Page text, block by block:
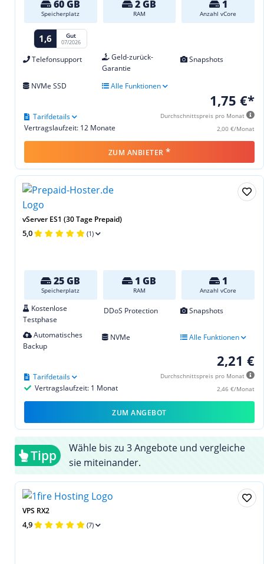
60 GB
Speicherplatz
2 GB
RAM
1
Anzahl vCore
1,6 Gut
07/2026
Telefonsupport
Geld-zurück-
Garantie
Snapshots
NVMe SSD Alle Funktionen
1,75 €*
Durchschnittspreis pro Monat
2,00 €/Monat
Vertragslaufzeit: 12 Monate
Tarifdetails
ZUM ANBIETER *
vServer ES1 (30 Tage Prepaid)
5,0 (1)
25 GB
Speicherplatz
1 GB
RAM
1
Anzahl vCore
Kostenlose
Testphase
DDoS Protection Snapshots
Automatisches
Backup
NVMe Alle Funktionen
2,21 €
Durchschnittspreis pro Monat
2,46 €/Monat
Vertragslaufzeit: 1 Monat
Tarifdetails
ZUM ANGEBOT
Tipp
Wähle bis zu 3 Angebote und vergleiche
sie miteinander.
VPS RX2
4,9 (7)